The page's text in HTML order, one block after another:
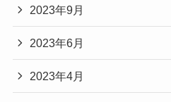
2023年9月
2023年6月
2023年4月